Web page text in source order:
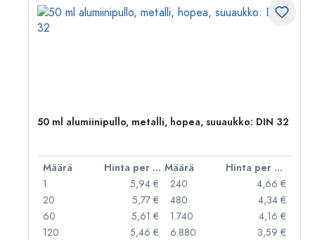
50 ml alumiinipullo, metalli, hopea, suuaukko: DIN 32
Määrä Hinta per kpl Määrä
Hinta per kpl
1
5,94 €
20
5,77 €
60
5,61 €
120
5,46 €
240
4,66 €
480
4,34 €
1.740
4,16 €
6.880
3,59 €